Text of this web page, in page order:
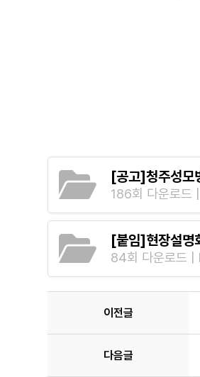
[공고]청주성
186회 다운로
[붙임]현장설명
84회 다운로드
이전글
다음글